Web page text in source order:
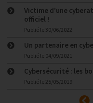
Victime d’une
officiel !
Publié le 30/06/2022
Un partenaire en
Publié le 04/09/2021
Cybersécurité : les
Publié le 25/05/2019